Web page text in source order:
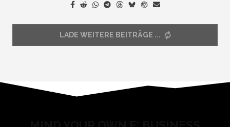
LADE WEITERE BEITRÄGE